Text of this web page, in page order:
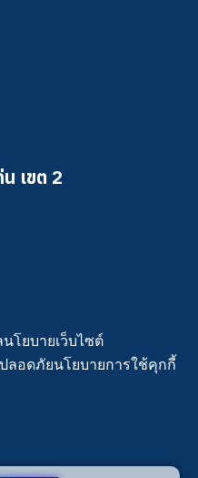
เขต 2
นโยบายเว็บไซต์
ลอดภัยนโยบายการใช้คุกกี้